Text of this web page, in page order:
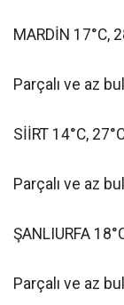
MARDİN 17°C,
Parçalı ve az
SİİRT 14°C,
Parçalı ve az
ŞANLIURFA
Parçalı ve az